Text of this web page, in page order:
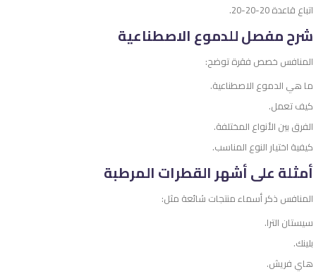
اتباع قاعدة 20-20-20.
شرح مفصل للدموع الاصطناعية
المنافس خصص فقرة توضح:
ما هي الدموع الاصطناعية.
كيف تعمل.
الفرق بين الأنواع المختلفة.
كيفية اختيار النوع المناسب.
أمثلة على أشهر القطرات المرطبة
المنافس ذكر أسماء منتجات شائعة مثل:
سيستان الترا.
بلينك.
هاي فريش.